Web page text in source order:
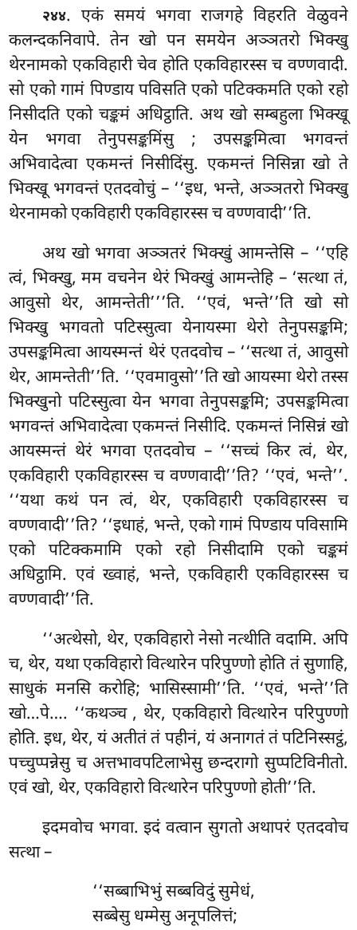
२४४. एकं समयं भगवा राजगहे विहरति वेळुवने
कलन्दकनिवापे. तेन खो पन समयेन अञ्ञतरो भिक्खु
थेरनामको एकविहारी चेव होति एकविहारस्स च वण्णवादी.
सो एको गामं पिण्डाय पविसति एको पटिक्कमति एको रहो
निसीदति एको चङ्कमं अधिट्ठाति. अथ खो सम्बहुला भिक्खू
येन भगवा तेनुपसङ्कमिंसु ; उपसङ्कमित्वा भगवन्तं
अभिवादेत्वा एकमन्तं निसीदिंसु. एकमन्तं निसिन्ना खो ते
भिक्खू भगवन्तं एतदवोचुं – ‘‘इध, भन्ते, अञ्ञतरो भिक्खु
थेरनामको एकविहारी एकविहारस्स च वण्णवादी’’ति.
अथ खो भगवा अञ्ञतरं भिक्खुं आमन्तेसि – ‘‘एहि
त्वं, भिक्खु, मम वचनेन थेरं भिक्खुं आमन्तेहि – ‘सत्था तं,
आवुसो थेर, आमन्तेती’’’ति. ‘‘एवं, भन्ते’’ति खो सो
भिक्खु भगवतो पटिस्सुत्वा येनायस्मा थेरो तेनुपसङ्कमि;
उपसङ्कमित्वा आयस्मन्तं थेरं एतदवोच – ‘‘सत्था तं, आवुसो
थेर, आमन्तेती’’ति. ‘‘एवमावुसो’’ति खो आयस्मा थेरो तस्स
भिक्खुनो पटिस्सुत्वा येन भगवा तेनुपसङ्कमि; उपसङ्कमित्वा
भगवन्तं अभिवादेत्वा एकमन्तं निसीदि. एकमन्तं निसिन्नं खो
आयस्मन्तं थेरं भगवा एतदवोच – ‘‘सच्चं किर त्वं, थेर,
एकविहारी एकविहारस्स च वण्णवादी’’ति? ‘‘एवं, भन्ते’’.
‘‘यथा कथं पन त्वं, थेर, एकविहारी एकविहारस्स च
वण्णवादी’’ति? ‘‘इधाहं, भन्ते, एको गामं पिण्डाय पविसामि
एको पटिक्कमामि एको रहो निसीदामि एको चङ्कमं
अधिट्ठामि. एवं ख्वाहं, भन्ते, एकविहारी एकविहारस्स च
वण्णवादी’’ति.
‘‘अत्थेसो, थेर, एकविहारो नेसो नत्थीति वदामि. अपि
च, थेर, यथा एकविहारो वित्थारेन परिपुण्णो होति तं सुणाहि,
साधुकं मनसि करोहि; भासिस्सामी’’ति. ‘‘एवं, भन्ते’’ति
खो…पे…. ‘‘कथञ्च , थेर, एकविहारो वित्थारेन परिपुण्णो
होति. इध, थेर, यं अतीतं तं पहीनं, यं अनागतं तं पटिनिस्सट्ठं,
पच्चुप्पन्नेसु च अत्तभावपटिलाभेसु छन्दरागो सुप्पटिविनीतो.
एवं खो, थेर, एकविहारो वित्थारेन परिपुण्णो होती’’ति.
इदमवोच भगवा. इदं वत्वान सुगतो अथापरं एतदवोच
सत्था –
‘‘सब्बाभिभुंसब्बविदुं सुमेधं,
सब्बेसु धम्मेसु अनूपलित्तं;